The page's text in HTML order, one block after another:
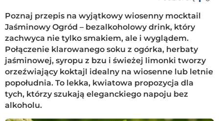
Poznaj przepis na wyjątkowy wiosenny mocktail
Jaśminowy Ogród – bezalkoholowy drink, który
zachwyca nie tylko smakiem, ale i wyglądem.
Połączenie klarowanego soku z ogórka, herbaty
jaśminowej, syropu z bzu i świeżej limonki tworzy
orzeźwiający koktajl idealny na wiosenne lub letnie
popołudnia. To lekka, kwiatowa propozycja dla
tych, którzy szukają eleganckiego napoju bez
alkoholu.